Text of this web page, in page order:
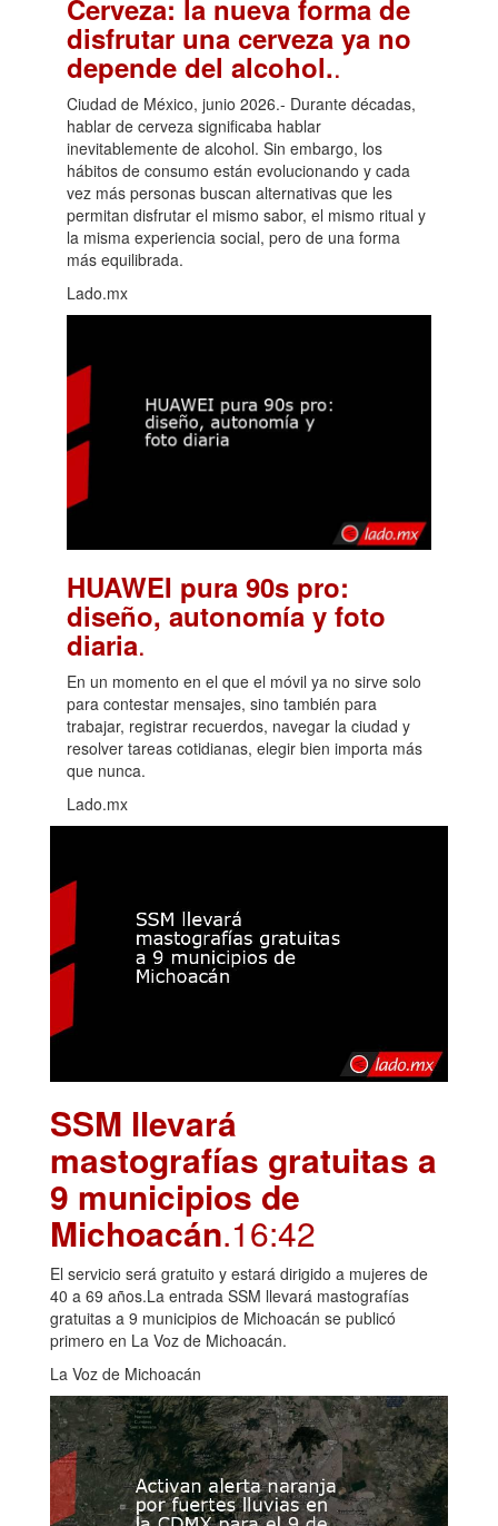
Cerveza: la nueva forma de
disfrutar una cerveza ya no
depende del alcohol..
Ciudad de México, junio 2026.- Durante décadas,
hablar de cerveza significaba hablar
inevitablemente de alcohol. Sin embargo, los
hábitos de consumo están evolucionando y cada
vez más personas buscan alternativas que les
permitan disfrutar el mismo sabor, el mismo ritual y
la misma experiencia social, pero de una forma
más equilibrada.
Lado.mx
HUAWEI pura 90s pro:
diseño, autonomía y foto
diaria.
En un momento en el que el móvil ya no sirve solo
para contestar mensajes, sino también para
trabajar, registrar recuerdos, navegar la ciudad y
resolver tareas cotidianas, elegir bien importa más
que nunca.
Lado.mx
SSM llevará
mastografías gratuitas a
9 municipios de
Michoacán.16:42
El servicio será gratuito y estará dirigido a mujeres de
40 a 69 años.La entrada SSM llevará mastografías
gratuitas a 9 municipios de Michoacán se publicó
primero en La Voz de Michoacán.
La Voz de Michoacán